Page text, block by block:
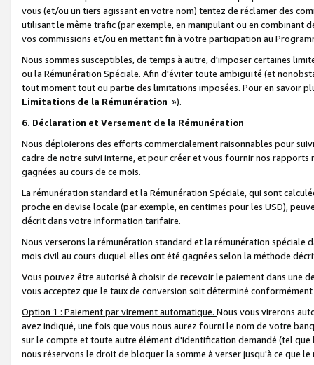
vous (et/ou un tiers agissant en votre nom) tentez de réclamer des
utilisant le même trafic (par exemple, en manipulant ou en combinant
vos commissions et/ou en mettant fin à votre participation au
Nous sommes susceptibles, de temps à autre, d'imposer certaines
ou la Rémunération Spéciale. Afin d'éviter toute ambiguïté (et
tout moment tout ou partie des limitations imposées. Pour en savoir
Limitations de la Rémunération »).
6. Déclaration et Versement de la Rémunération
Nous déploierons des efforts commercialement raisonnables pour
cadre de notre suivi interne, et pour créer et vous fournir nos
gagnées au cours de ce mois.
La rémunération standard et la Rémunération Spéciale, qui sont
proche en devise locale (par exemple, en centimes pour les USD),
décrit dans votre information tarifaire.
Nous verserons la rémunération standard et la rémunération spéciale
mois civil au cours duquel elles ont été gagnées selon la méthode
Vous pouvez être autorisé à choisir de recevoir le paiement dans une
vous acceptez que le taux de conversion soit déterminé
Option 1 : Paiement par virement automatique. Nous vous virerons
avez indiqué, une fois que vous nous aurez fourni le nom de votre
sur le compte et toute autre élément d'identification demandé (tel que
nous réservons le droit de bloquer la somme à verser jusqu'à ce que